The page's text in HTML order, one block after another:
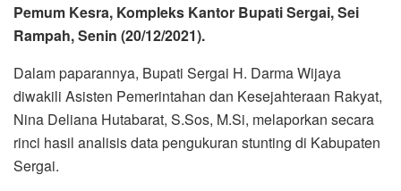
Pemum Kesra, Kompleks Kantor Bupati Sergai, Sei
Rampah, Senin (20/12/2021).
Dalam paparannya, Bupati Sergai H. Darma Wijaya
diwakili Asisten Pemerintahan dan Kesejahteraan Rakyat,
Nina Deliana Hutabarat, S.Sos, M.Si, melaporkan secara
rinci hasil analisis data pengukuran stunting di Kabupaten
Sergai.